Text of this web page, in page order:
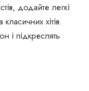
додайте легкі
хітів.
і підкреслять